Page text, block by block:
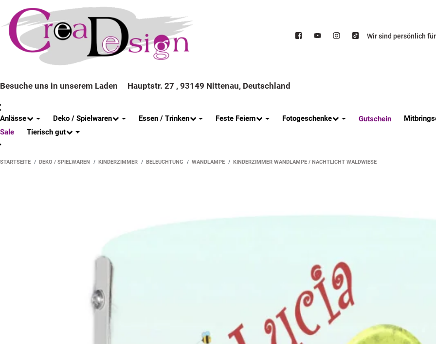
Wir sind persönlich
Besuche uns in unserem Laden Hauptstr. 27 , 93149 Nittenau, Deutschland
Anlässe Deko / Spielwaren Essen / Trinken Feste Feiern Fotogeschenke Gutschein
Sale
Tierisch gut
STARTSEITE DEKO / SPIELWAREN KINDERZIMMER BELEUCHTUNG WANDLAMPE KINDERZIMMER WANDLAMPE / NACHTLICHT WALDWIESE